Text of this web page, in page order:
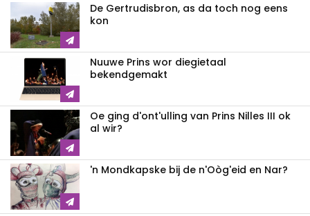
De Gertrudisbron, as da toch nog eens
kon
Nuuwe Prins wor diegietaal
bekendgemakt
Oe ging d'ont'ulling van Prins Nilles III ok
al wir?
'n Mondkapske bij de n'Oòg'eid en Nar?